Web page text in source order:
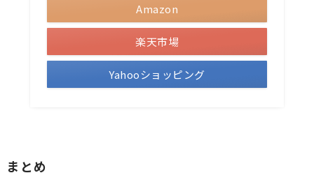
Amazon
楽天市場
Yahooショッピング
まとめ